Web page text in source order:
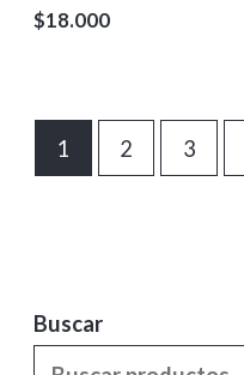
Buscar
Valorado
en
$18.000
1 2 3